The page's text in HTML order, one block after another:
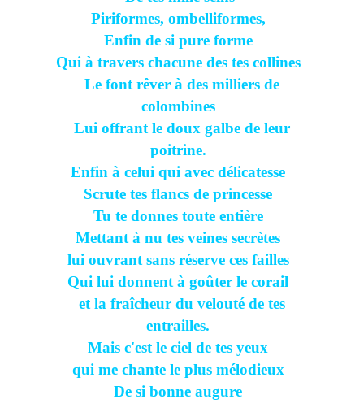
Piriformes, ombelliformes,
Enfin de si pure forme
Qui à travers chacune des tes collines
Le font rêver à des milliers de
colombines
Lui offrant le doux galbe de leur
poitrine.
Enfin à celui qui avec délicatesse
Scrute tes flancs de princesse
Tu te donnes toute entière
Mettant à nu tes veines secrètes
lui ouvrant sans réserve ces failles
Qui lui donnent à goûter le corail
et la fraîcheur du velouté de tes
entrailles.
Mais c'est le ciel de tes yeux
qui me chante le plus mélodieux
De si bonne augure